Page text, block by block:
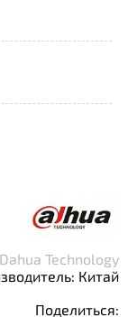
Technology
Китай
Поделиться: